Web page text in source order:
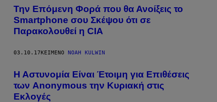
Την Επόμενη Φορά που θα Ανοίξεις το
Smartphone σου Σκέψου ότι σε
Παρακολουθεί η CIA
03.10.17 ΚΕΊΜΕΝΟ NOAH KULWIN
Η Αστυνομία Είναι Έτοιμη για Επιθέσεις
των Anonymous την Κυριακή στις
Εκλογές